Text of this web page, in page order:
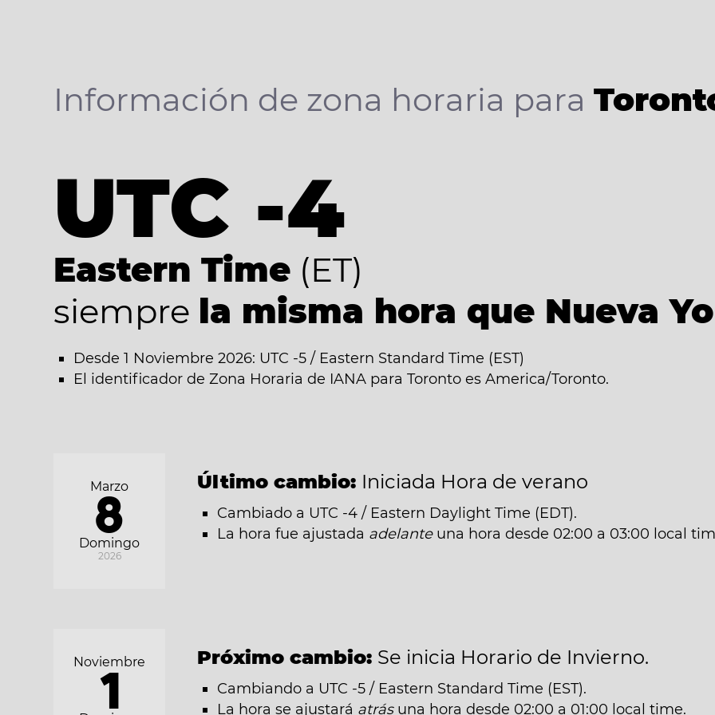
Información de zona horaria para
UTC -4
Eastern Time (ET)
siempre la misma hora que Nueva
Desde 1 Noviembre 2026: UTC -5 / Eastern Standard Time (EST)
El identificador de Zona Horaria de IANA para Toronto es America/Toronto.
Domingo
Marzo
8
2026
Último cambio: Iniciada Hora de verano
Cambiado a UTC -4 / Eastern Daylight Time (EDT).
La hora fue ajustada adelanteuna hora desde 02:00 a 03:00 local
Noviembre
1
Próximo cambio: Se inicia Horario de Invierno.
Cambiando a UTC -5 / Eastern Standard Time (EST).
La hora se ajustará atrásuna hora desde 02:00 a 01:00 local time.